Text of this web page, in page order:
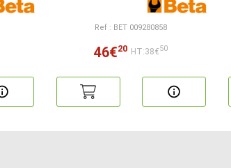
Ref : BET 009280858
46€20 HT:38€50